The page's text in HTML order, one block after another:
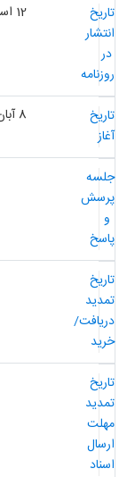
12 اسفند 1402